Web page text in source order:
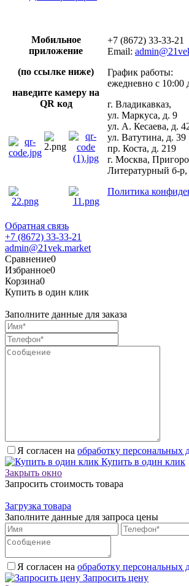
Мобильное
приложение
(по ссылке ниже)
наведите камеру на
QR код
+7 (8672) 33-33-21
Email:
График работы:
ежедневно с 10:00
г. Владикавказ,
ул. Маркуса, д. 9
ул. А. Кесаева, д.
ул. Ватутина, д. 39
пр. Коста, д. 219
г. Москва,
Литературный б-
Политика
Обратная связь
+7 (8672) 33-33-21
admin@21vek.market
Сравнение0
Избранное0
Корзина0
Купить в один клик
Заполните данные для заказа
Я согласен на обработку персональных
Купить в один клик
Закрыть окно
Запросить стоимость товара
Загрузка товара
Заполните данные для запроса цены
Я согласен на обработку персональных
Запросить цену